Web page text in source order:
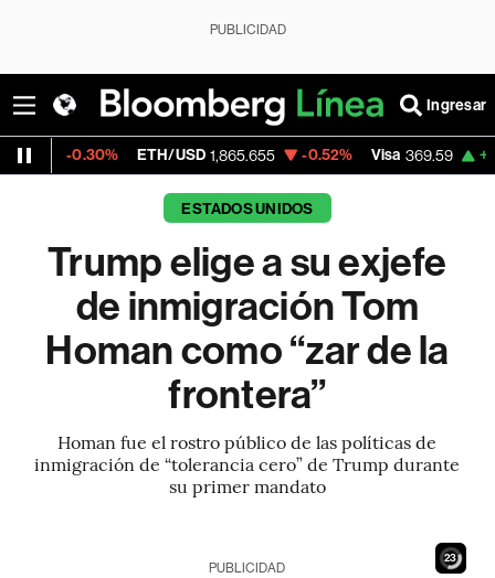
PUBLICIDAD
Ingresar
ETH/USD 1,865.655 -0.52% Visa 369.59 +1.07%
ESTADOS UNIDOS
Trump elige a su exjefe
de inmigración Tom
Homan como “zar de la
frontera”
Homan fue el rostro público de las políticas de
inmigración de “tolerancia cero” de Trump durante
su primer mandato
21
PUBLICIDAD